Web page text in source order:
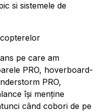
si sistemele de
pe care am
PRO, hoverboard-
PRO,
își menține
când cobori de pe